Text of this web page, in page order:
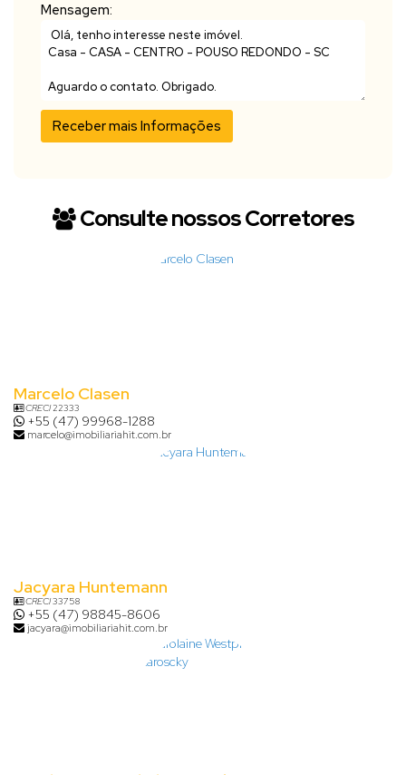
Mensagem:
Consulte nossos Corretores
Marcelo Clasen
CRECI22333
+55 (47) 99968-1288
marcelo@imobiliariahit.com.br
Jacyara Huntemann
CRECI33758
+55 (47) 98845-8606
jacyara@imobiliariahit.com.br